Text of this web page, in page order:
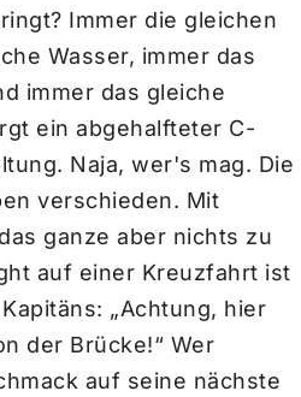
Immer die gleichen
Wasser, immer das
immer das gleiche
ein abgehalfteter C-
Naja, wer's mag. Die
verschieden. Mit
ganze aber nichts zu
auf einer Kreuzfahrt ist
„Achtung, hier
der Brücke!“ Wer
auf seine nächste